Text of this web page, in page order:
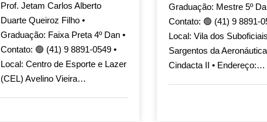
Prof. Jetam Carlos Alberto
Duarte Queiroz Filho •
Graduação: Faixa Preta 4º Dan •
Contato: 🟢 (41) 9 8891-0549 •
Local: Centro de Esporte e Lazer
(CEL) Avelino Vieira…
Graduação: Mestre 5º
Contato: 🟢 (41) 9 8891-
Local: Vila dos
Sargentos da
Cindacta II • Endereço:…